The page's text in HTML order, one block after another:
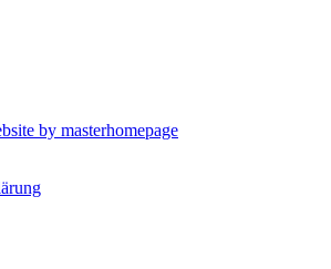
by masterhomepage